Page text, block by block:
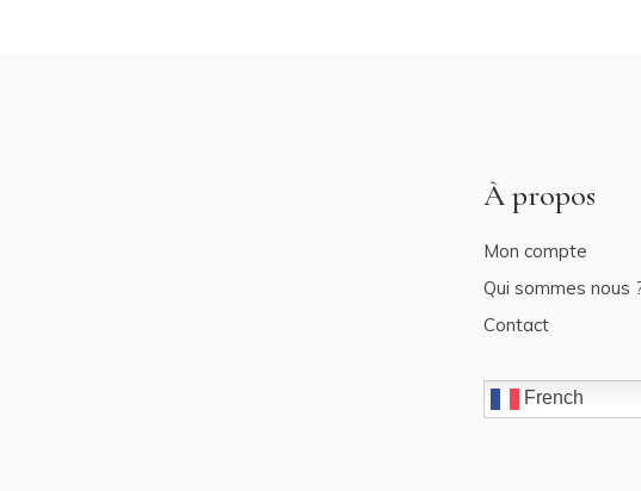
À propos
Mon compte
Qui sommes nous
Contact
French